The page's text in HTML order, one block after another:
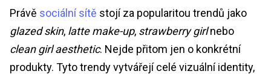
Právě sociální sítě stojí za popularitou trendů jako
glazed skin, latte make-up, strawberry girlnebo
clean girl aesthetic. Nejde přitom jen o konkrétní
produkty. Tyto trendy vytvářejí celé vizuální identity,